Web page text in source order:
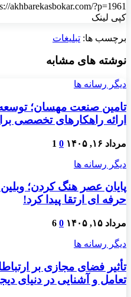
akhbarekasbokar.com/?p=1961
کپی لینک
برچسب ها: تبلیغات
نوشته های مشابه
دیگر رسانه ها
تامین صنعت مهسان؛
ارائه راهکارهای تخصصی
مرداد ۱۶, ۱۴۰۵ 0
1
دیگر رسانه ها
پایان عصر هنگ کردن؛
حرفه ای ارتقا پیدا کرد!
مرداد ۱۵, ۱۴۰۵ 0
6
دیگر رسانه ها
تأثیر فضای مجازی بر
تعامل و آشنایی در دنیای